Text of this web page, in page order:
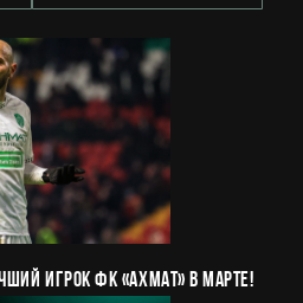
игрок ФК «Ахмат» в марте!